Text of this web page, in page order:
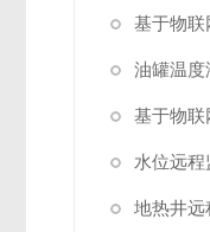
油罐温度
水位远
地热井远